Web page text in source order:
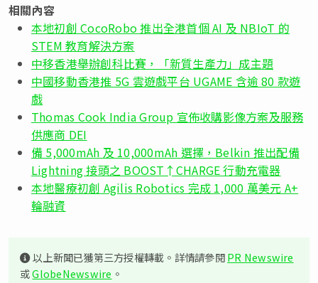
相關內容
本地初創 CocoRobo 推出全港首個 AI 及 NBIoT 的
STEM 教育解決方案
中移香港舉辦創科比賽，「新質生產力」成主題
中國移動香港推 5G 雲遊戲平台 UGAME 含逾 80 款遊
戲
Thomas Cook India Group 宣佈收購影像方案及服務
供應商 DEI
備 5,000mAh 及 10,000mAh 選擇，Belkin 推出配備
Lightning 接頭之 BOOST↑CHARGE 行動充電器
本地醫療初創 Agilis Robotics 完成 1,000 萬美元 A+
輪融資
以上新聞已獲第三方授權轉載。詳情請參閱PR Newswire
或GlobeNewswire 。